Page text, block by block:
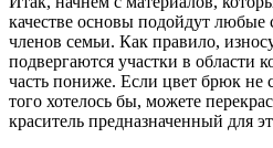
качестве основы подойдут
членов семьи. Как правило,
подвергаются участки в области
часть пониже. Если цвет брюк не
того хотелось бы, можете
краситель предназначенный для